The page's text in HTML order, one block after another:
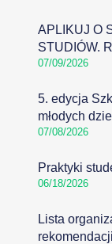
APLIKUJ O
STUDIÓW.
07/09/2026
5. edycja
młodych
07/08/2026
Praktyki
06/18/2026
Lista